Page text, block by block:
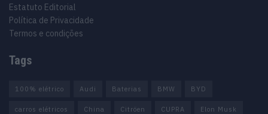
Estatuto Editorial
Política de Privacidade
Termos e condições
Tags
100% elétrico Audi Baterias BMW BYD
carros elétricos China Citröen CUPRA Elon Musk